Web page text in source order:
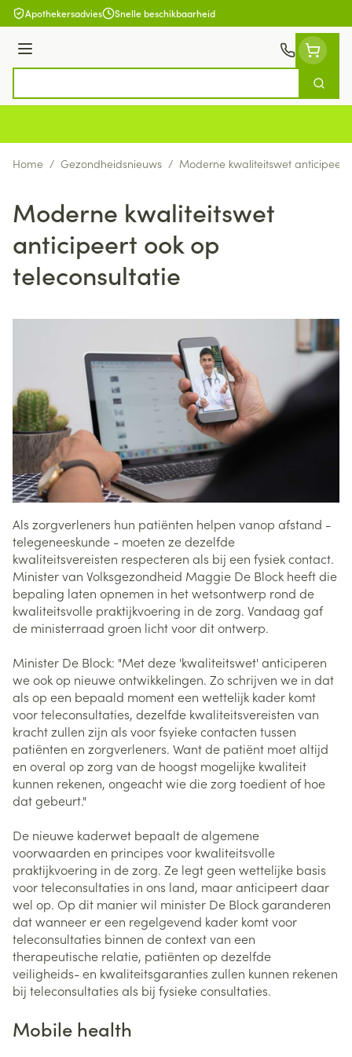
Ga naar de inhoud
Apothekersadvies Snelle beschikbaarheid
Menu
Zoek
Home / Gezondheidsnieuws / Moderne kwaliteitswet
Moderne kwaliteitswet
anticipeert ook op
teleconsultatie
Als zorgverleners hun patiënten helpen vanop afstand -
telegeneeskunde - moeten ze dezelfde
kwaliteitsvereisten respecteren als bij een fysiek contact.
Minister van Volksgezondheid Maggie De Block heeft die
bepaling laten opnemen in het wetsontwerp rond de
kwaliteitsvolle praktijkvoering in de zorg. Vandaag gaf
de ministerraad groen licht voor dit ontwerp.
Minister De Block: "Met deze 'kwaliteitswet' anticiperen
we ook op nieuwe ontwikkelingen. Zo schrijven we in dat
als op een bepaald moment een wettelijk kader komt
voor teleconsultaties, dezelfde kwaliteitsvereisten van
kracht zullen zijn als voor fsyieke contacten tussen
patiënten en zorgverleners. Want de patiënt moet altijd
en overal op zorg van de hoogst mogelijke kwaliteit
kunnen rekenen, ongeacht wie die zorg toedient of hoe
dat gebeurt."
De nieuwe kaderwet bepaalt de algemene
voorwaarden en principes voor kwaliteitsvolle
praktijkvoering in de zorg. Ze legt geen wettelijke basis
voor teleconsultaties in ons land, maar anticipeert daar
wel op. Op dit manier wil minister De Block garanderen
dat wanneer er een regelgevend kader komt voor
teleconsultaties binnen de context van een
therapeutische relatie, patiënten op dezelfde
veiligheids- en kwaliteitsgaranties zullen kunnen rekenen
bij teleconsultaties als bij fysieke consultaties.
Mobile health